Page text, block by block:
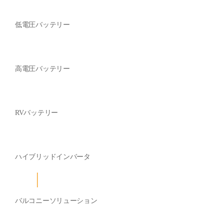
低電圧バッテリー
高電圧バッテリー
RVバッテリー
ハイブリッドインバータ
バルコニーソリューション